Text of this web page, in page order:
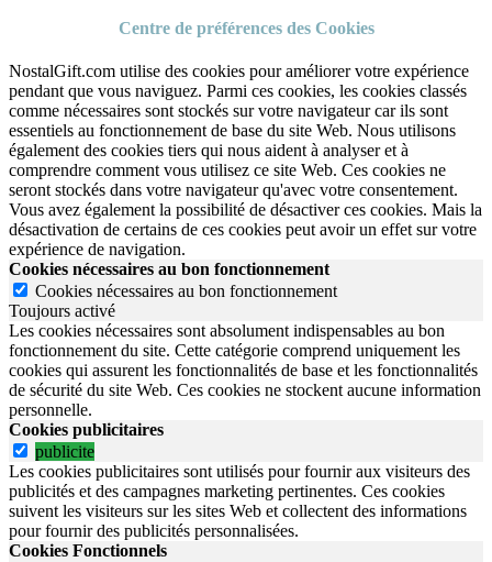
Centre de préférences des Cookies
NostalGift.com utilise des cookies pour améliorer votre expérience
pendant que vous naviguez. Parmi ces cookies, les cookies classés
comme nécessaires sont stockés sur votre navigateur car ils sont
essentiels au fonctionnement de base du site Web. Nous utilisons
également des cookies tiers qui nous aident à analyser et à
comprendre comment vous utilisez ce site Web. Ces cookies ne
seront stockés dans votre navigateur qu'avec votre consentement.
Vous avez également la possibilité de désactiver ces cookies. Mais la
désactivation de certains de ces cookies peut avoir un effet sur votre
expérience de navigation.
Cookies nécessaires au bon fonctionnement
Cookies nécessaires au bon fonctionnement
Toujours activé
Les cookies nécessaires sont absolument indispensables au bon
fonctionnement du site. Cette catégorie comprend uniquement les
cookies qui assurent les fonctionnalités de base et les fonctionnalités
de sécurité du site Web. Ces cookies ne stockent aucune information
personnelle.
Cookies publicitaires
publicite
Les cookies publicitaires sont utilisés pour fournir aux visiteurs des
publicités et des campagnes marketing pertinentes. Ces cookies
suivent les visiteurs sur les sites Web et collectent des informations
pour fournir des publicités personnalisées.
Cookies Fonctionnels